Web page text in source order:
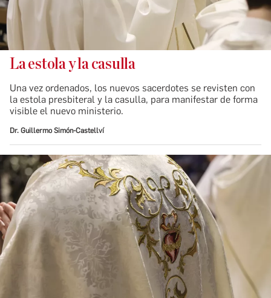
La estola y la casulla
Una vez ordenados, los nuevos sacerdotes se revisten con
la estola presbiteral y la casulla, para manifestar de forma
visible el nuevo ministerio.
Dr. Guillermo Simón-Castellví